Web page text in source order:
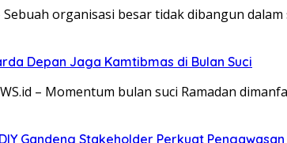
Sebuah organisasi besar tidak dibangun
Depan Jaga Kamtibmas di Bulan Suci
– Momentum bulan suci Ramadan
Gandeng Stakeholder Perkuat